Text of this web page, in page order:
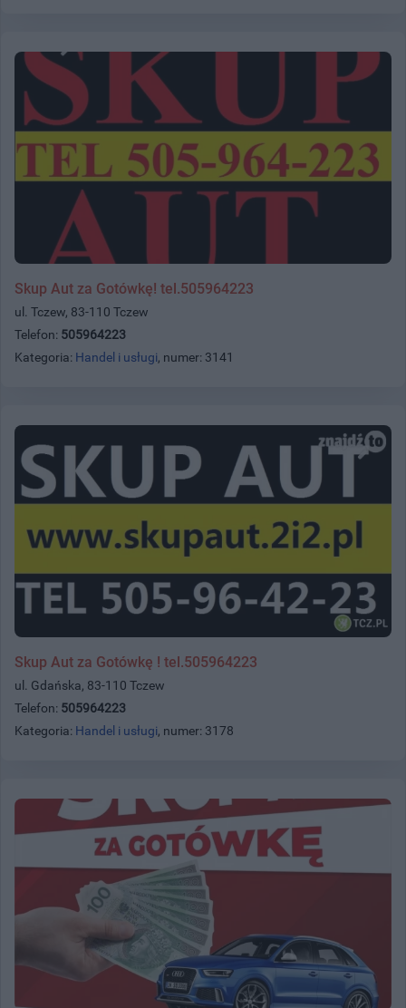
Skup Aut za Gotówkę! tel.505964223
ul. Tczew, 83-110 Tczew
Telefon: 505964223
Kategoria: Handel i usługi, numer: 3141
Skup Aut za Gotówkę ! tel.505964223
ul. Gdańska, 83-110 Tczew
Telefon: 505964223
Kategoria: Handel i usługi, numer: 3178